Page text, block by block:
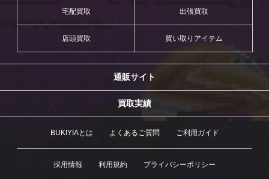
宅配買取 出張買取
店頭買取 買い取りアイテム
通販サイト
買取実績
BUKIYIAとは よくあるご質問 ご利用ガイド
採用情報 利用規約 プライバシーポリシー